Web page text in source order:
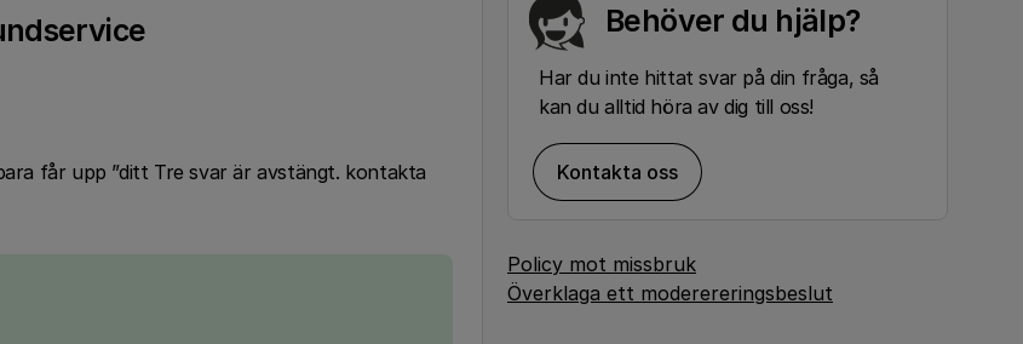
får upp ”ditt Tre svar är avstängt. kontakta
Behöver du hjälp?
Har du inte hittat svar på din fråga, så
kan du alltid höra av dig till oss!
Kontakta oss
Policy mot missbruk
Överklaga ett moderereringsbeslut